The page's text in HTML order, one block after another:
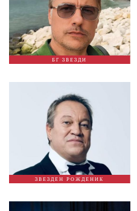
БГ ЗВЕЗДИ
ЗВЕЗДЕН РОЖДЕНИК